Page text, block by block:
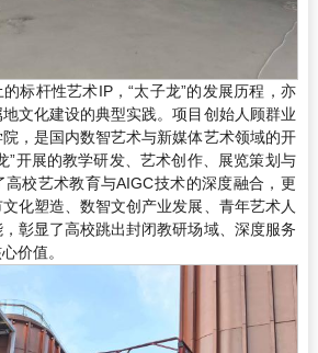
标杆性艺术IP，“太子龙”的发展历程，亦
文化建设的典型实践。项目创始人顾群业
，是国内数智艺术与新媒体艺术领域的开
”开展的教学研发、艺术创作、展览策划与
校艺术教育与AIGC技术的深度融合，更
化塑造、数智文创产业发展、青年艺术人
彰显了高校跳出封闭教研场域、深度服务
价值。